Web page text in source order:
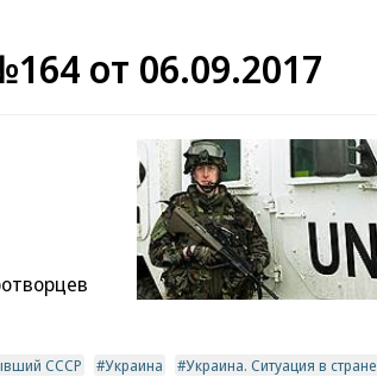
от 06.09.2017
СССР Украина
Украина. Ситуация в стране